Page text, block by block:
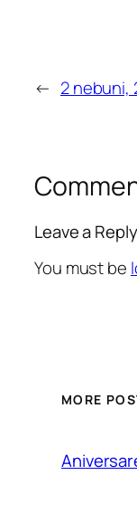
← 2 nebuni,
Leave a Reply
You must be
MORE